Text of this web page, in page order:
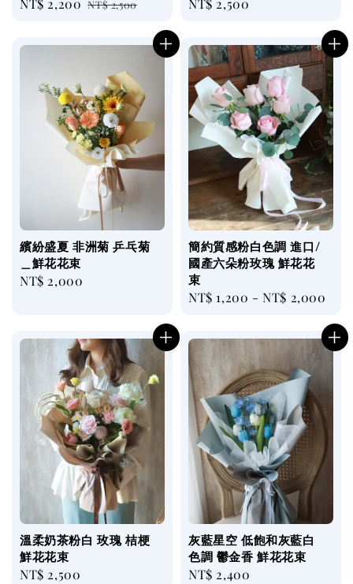
Sale
NT$ 2,200 Regular
NT$ 2,500
Regular
NT$ 2,500
繽紛盛夏 非洲菊 乒乓菊
＿鮮花花束
Regular
NT$ 2,000
簡約質感粉白色調 進口/
國產六朵粉玫瑰 鮮花花
束
Regular
NT$ 1,200 -NT$ 2,000
溫柔奶茶粉白 玫瑰 桔梗
鮮花花束
Regular
NT$ 2,500
灰藍星空 低飽和灰藍白
色調 鬱金香 鮮花花束
Regular
NT$ 2,400